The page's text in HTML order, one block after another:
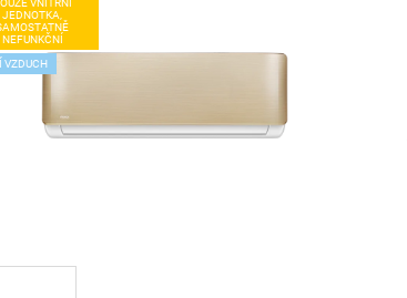
VNITŘNÍ
JEDNOTKA,
NEFUNKČNÍ
VZDUCH